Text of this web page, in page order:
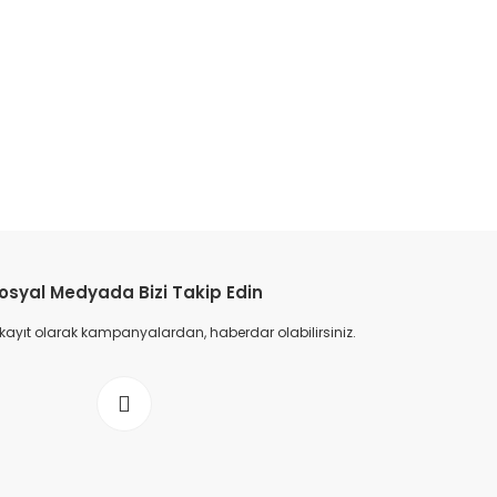
Medyada Bizi Takip Edin
olarak kampanyalardan, haberdar olabilirsiniz.